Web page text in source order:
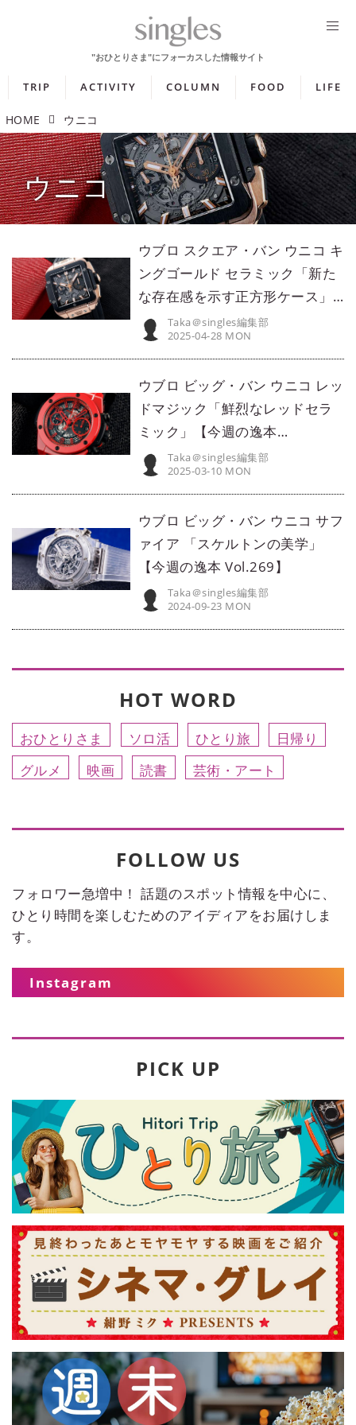
TRIP ACTIVITY COLUMN FOOD LIFE
HOME ウニコ
ウニコ
ウブロ スクエア・バン ウニコ キ
ングゴールド セラミック「新た
な存在感を示す正方形ケース」
【今週の逸本 Vol.300】
Taka＠singles編集部
2025-04-28 MON
ウブロ ビッグ・バン ウニコ レッ
ドマジック「鮮烈なレッドセラ
ミック」【今週の逸本
Vol.293】
Taka＠singles編集部
2025-03-10 MON
ウブロ ビッグ・バン ウニコ サフ
ァイア 「スケルトンの美学」
【今週の逸本 Vol.269】
Taka＠singles編集部
2024-09-23 MON
HOT WORD
おひとりさま ソロ活 ひとり旅
日帰り
グルメ
映画 読書 芸術・アート
FOLLOW US
フォロワー急増中！ 話題のスポット情報を中心に、
ひとり時間を楽しむためのアイディアをお届けしま
す。
Instagram
PICK UP